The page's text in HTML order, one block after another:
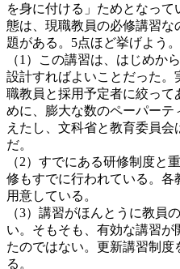
を身に付ける」ためとなっ
態は、現職教員の必修講習な
題がある。5点ほど挙げよう。
（1）この講習は、はじめか
設計すればよいことだった。
職教員と採用予定者に絞って
めに、膨大な数のペーパー
えたし、文科省と教育委員
だ。
（2）すでにある研修制度と
修もすでに行われている。
用意している。
（3）講習がほんとうに教員
い。そもそも、有効な講習
たのではない。更新講習制
る。